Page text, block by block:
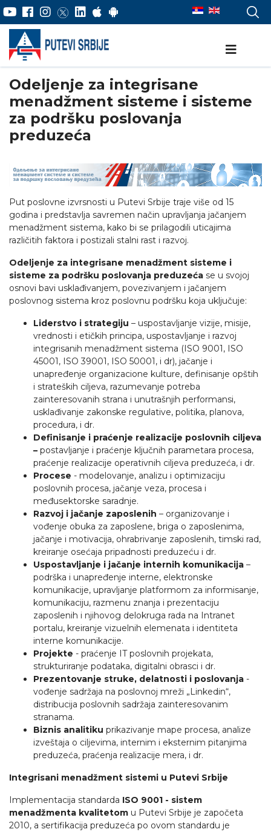
Odeljenje za integrisane
menadžment sisteme i sisteme
za podršku poslovanja
preduzeća
Put poslovne izvrsnosti u Putevi Srbije traje više od 15
godina i predstavlja savremen način upravljanja jačanjem
menadžment sistema, kako bi se prilagodili uticajima
različitih faktora i postizali stalni rast i razvoj.
Odeljenje za integrisane menadžment sisteme i
sisteme za podršku poslovanja preduzeća se u svojoj
osnovi bavi usklađivanjem, povezivanjem i jačanjem
poslovnog sistema kroz poslovnu podršku koja uključuje:
Liderstvo i strategiju – uspostavljanje vizije, misije,
vrednosti i etičkih principa, uspostavljanje i razvoj
integrisanih menadžment sistema (ISO 9001, ISO
45001, ISO 39001, ISO 50001, i dr), jačanje i
unapređenje organizacione kulture, definisanje opštih
i strateških ciljeva, razumevanje potreba
zainteresovanih strana i unutrašnjih performansi,
usklađivanje zakonske regulative, politika, planova,
procedura, i dr.
Definisanje i praćenje realizacije poslovnih ciljeva
– postavljanje i praćenje ključnih parametara procesa,
praćenje realizacije operativnih ciljeva preduzeća, i dr.
Procese - modelovanje, analizu i optimizaciju
poslovnih procesa, jačanje veza, procesa i
međusektorske saradnje.
Razvoj i jačanje zaposlenih – organizovanje i
vođenje obuka za zaposlene, briga o zaposlenima,
jačanje i motivacija, ohrabrivanje zaposlenih, timski rad,
kreiranje osećaja pripadnosti preduzeću i dr.
Uspostavljanje i jačanje internih komunikacija –
podrška i unapređenje interne, elektronske
komunikacije, upravljanje platformom za informisanje,
komunikaciju, razmenu znanja i prezentaciju
zaposlenih i njihovog delokruga rada na Intranet
portalu, kreiranje vizuelnih elemenata i identiteta
interne komunikacije.
Projekte - praćenje IT poslovnih projekata,
strukturiranje podataka, digitalni obrasci i dr.
Prezentovanje struke, delatnosti i poslovanja -
vođenje sadržaja na poslovnoj mreži „Linkedin“,
distribucija poslovnih sadržaja zainteresovanim
stranama.
Biznis analitiku prikazivanje mape procesa, analize
izveštaja o ciljevima, internim i eksternim pitanjima
preduzeća, praćenja realizacije mera, i dr.
Integrisani menadžment sistemi u Putevi Srbije
Implementacija standarda ISO 9001 - sistem
menadžmenta kvalitetom u Putevi Srbije je započeta
2010, a sertifikacija preduzeća po ovom standardu je